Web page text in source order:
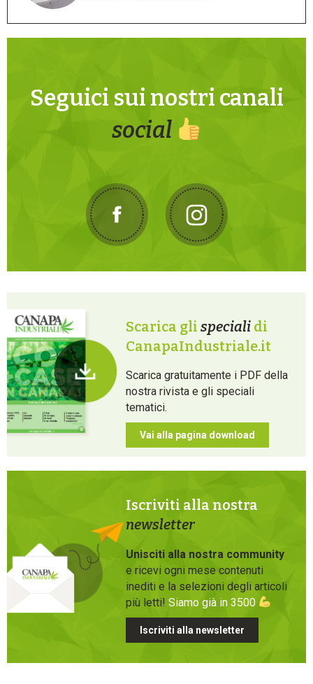
Seguici sui nostri canali
social
Scarica gli speciali di
CanapaIndustriale.it
Scarica gratuitamente i PDF della
nostra rivista e gli speciali
tematici.
Vai alla pagina download
Iscriviti alla nostra
newsletter
Unisciti alla nostra community
e ricevi ogni mese contenuti
inediti e la selezioni degli articoli
più letti! Siamo già in 3500
Iscriviti alla newsletter